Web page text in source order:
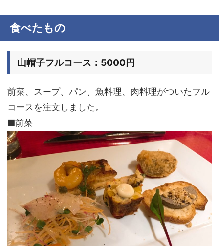
食べたもの
山帽子フルコース：5000円
前菜、スープ、パン、魚料理、肉料理がついたフル
コースを注文しました。
■前菜